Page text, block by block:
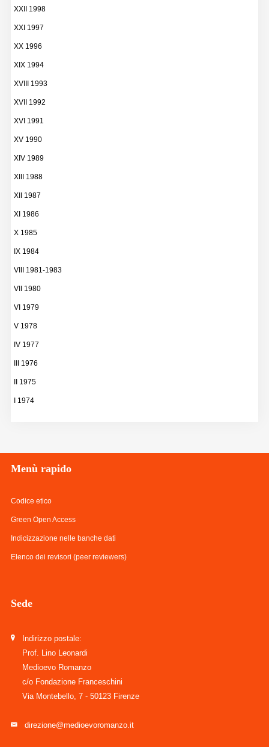
XXII 1998
XXI 1997
XX 1996
XIX 1994
XVIII 1993
XVII 1992
XVI 1991
XV 1990
XIV 1989
XIII 1988
XII 1987
XI 1986
X 1985
IX 1984
VIII 1981-1983
VII 1980
VI 1979
V 1978
IV 1977
III 1976
II 1975
I 1974
Menù rapido
Codice etico
Green Open Access
Indicizzazione nelle banche dati
Elenco dei revisori (peer reviewers)
Sede
Indirizzo postale:
Prof. Lino Leonardi
Medioevo Romanzo
c/o Fondazione Franceschini
Via Montebello, 7 - 50123 Firenze
direzione@medioevoromanzo.it